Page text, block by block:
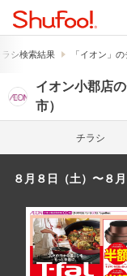
シ検索結果 「イオン」
イオン小郡店
市）
チラシ
８月８日（土）〜８月